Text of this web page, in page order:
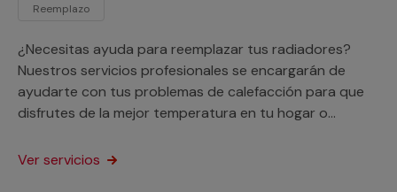
Reemplazo
¿Necesitas ayuda para reemplazar tus radiadores?
Nuestros servicios profesionales se encargarán de
ayudarte con tus problemas de calefacción para que
disfrutes de la mejor temperatura en tu hogar o
Ver servicios